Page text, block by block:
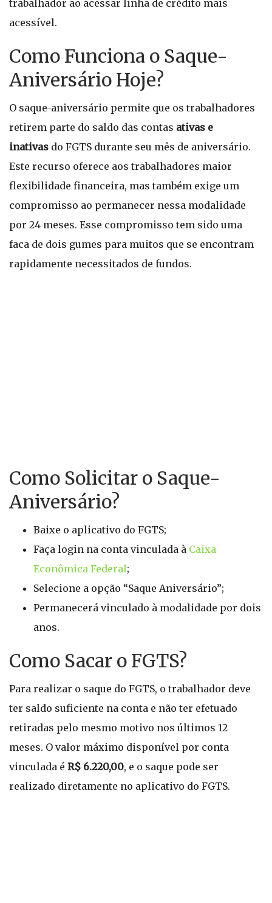
trabalhador ao acessar linha de crédito mais
acessível.
Como Funciona o Saque-
Aniversário Hoje?
O saque-aniversário permite que os trabalhadores
retirem parte do saldo das contas ativas e
inativas do FGTS durante seu mês de aniversário.
Este recurso oferece aos trabalhadores maior
flexibilidade financeira, mas também exige um
compromisso ao permanecer nessa modalidade
por 24 meses. Esse compromisso tem sido uma
faca de dois gumes para muitos que se encontram
rapidamente necessitados de fundos.
Como Solicitar o Saque-
Aniversário?
Baixe o aplicativo do FGTS;
Faça login na conta vinculada à Caixa
Econômica Federal;
Selecione a opção “Saque Aniversário”;
Permanecerá vinculado à modalidade por dois
anos.
Como Sacar o FGTS?
Para realizar o saque do FGTS, o trabalhador deve
ter saldo suficiente na conta e não ter efetuado
retiradas pelo mesmo motivo nos últimos 12
meses. O valor máximo disponível por conta
vinculada é R$ 6.220,00, e o saque pode ser
realizado diretamente no aplicativo do FGTS.